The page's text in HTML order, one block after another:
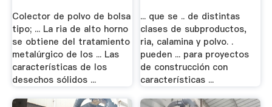
Colector de polvo de bolsa
tipo; ... La ria de alto horno
se obtiene del tratamiento
metalúrgico de los ... Las
características de los
desechos sólidos ...
... que se .. de distintas
clases de subproductos,
ria, calamina y polvo. .
pueden ... para proyectos
de construcción con
características ...